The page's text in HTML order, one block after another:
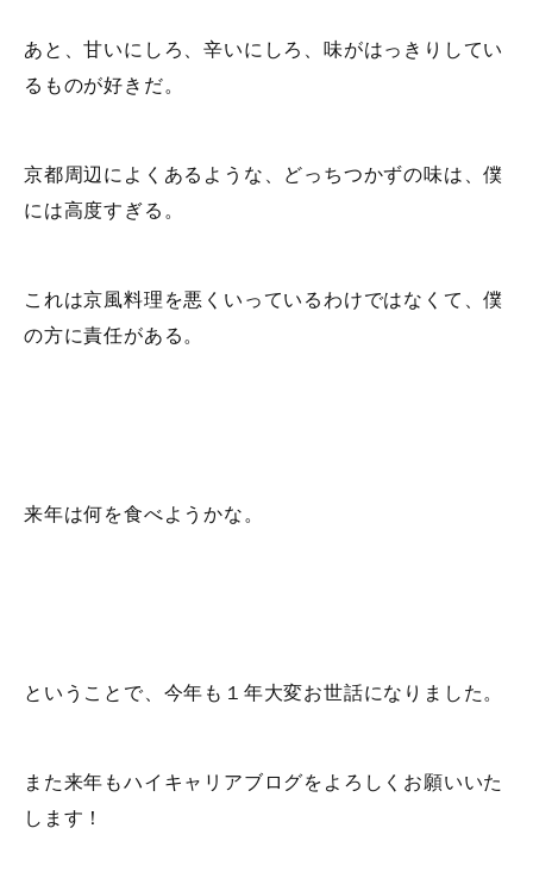
あと、甘いにしろ、辛いにしろ、味がはっきりしてい
るものが好きだ。
京都周辺によくあるような、どっちつかずの味は、僕
には高度すぎる。
これは京風料理を悪くいっているわけではなくて、僕
の方に責任がある。
来年は何を食べようかな。
ということで、今年も１年大変お世話になりました。
また来年もハイキャリアブログをよろしくお願いいた
します！